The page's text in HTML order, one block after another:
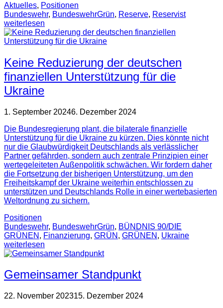
Aktuelles, Positionen
Bundeswehr, BundeswehrGrün, Reserve, Reservist
weiterlesen
Keine Reduzierung der deutschen
finanziellen Unterstützung für die
Ukraine
1. September 20246. Dezember 2024
Die Bundesregierung plant, die bilaterale finanzielle
Unterstützung für die Ukraine zu kürzen. Dies könnte nicht
nur die Glaubwürdigkeit Deutschlands als verlässlicher
Partner gefährden, sondern auch zentrale Prinzipien einer
wertegeleiteten Außenpolitik schwächen. Wir fordern daher
die Fortsetzung der bisherigen Unterstützung, um den
Freiheitskampf der Ukraine weiterhin entschlossen zu
unterstützen und Deutschlands Rolle in einer wertebasierten
Weltordnung zu sichern.
Positionen
Bundeswehr, BundeswehrGrün, BÜNDNIS 90/DIE
GRÜNEN , Finanzierung, GRÜN , GRÜNEN , Ukraine
weiterlesen
Gemeinsamer Standpunkt
22. November 202315. Dezember 2024